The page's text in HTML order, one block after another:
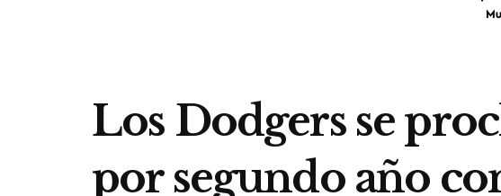
Los Dodgers se
por segundo año